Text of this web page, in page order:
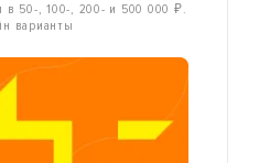
в 50-, 100-, 200- и 500 000 ₽.
варианты